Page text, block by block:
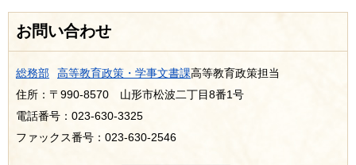
お問い合わせ
総務部 高等教育政策・学事文書課高等教育政策担当
住所：〒990-8570 山形市松波二丁目8番1号
電話番号：023-630-3325
ファックス番号：023-630-2546